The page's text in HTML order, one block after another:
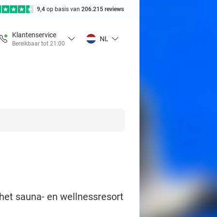
9,4 op basis van 206.215 reviews
Klantenservice
Bereikbaar tot 21:00
NL
sauna- en wellnessresort